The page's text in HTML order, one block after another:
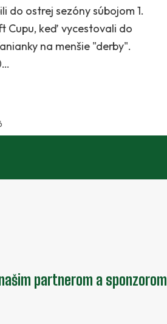
sa rozšíril najnovšie o
Legionár z Ukrajiny sa s
na pôsobení minimálne do
partnerom a sponzorom